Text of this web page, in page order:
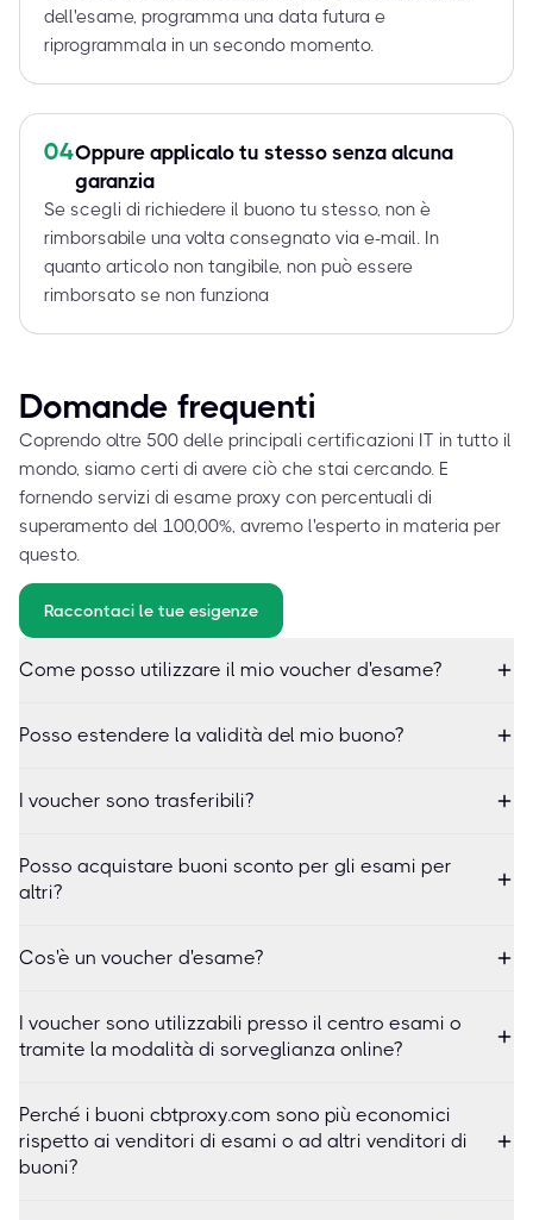
dell'esame, programma una data futura e
riprogrammala in un secondo momento.
04Oppure applicalo tu stesso senza alcuna
garanzia
Se scegli di richiedere il buono tu stesso, non è
rimborsabile una volta consegnato via e-mail. In
quanto articolo non tangibile, non può essere
rimborsato se non funziona
Domande frequenti
Coprendo oltre 500 delle principali certificazioni IT in tutto il
mondo, siamo certi di avere ciò che stai cercando. E
fornendo servizi di esame proxy con percentuali di
superamento del 100,00%, avremo l'esperto in materia per
questo.
Raccontaci le tue esigenze
Come posso utilizzare il mio voucher d'esame?
Posso estendere la validità del mio buono?
I voucher sono trasferibili?
Posso acquistare buoni sconto per gli esami per
altri?
Cos'è un voucher d'esame?
I voucher sono utilizzabili presso il centro esami o
tramite la modalità di sorveglianza online?
Perché i buoni cbtproxy.com sono più economici
rispetto ai venditori di esami o ad altri venditori di
buoni?